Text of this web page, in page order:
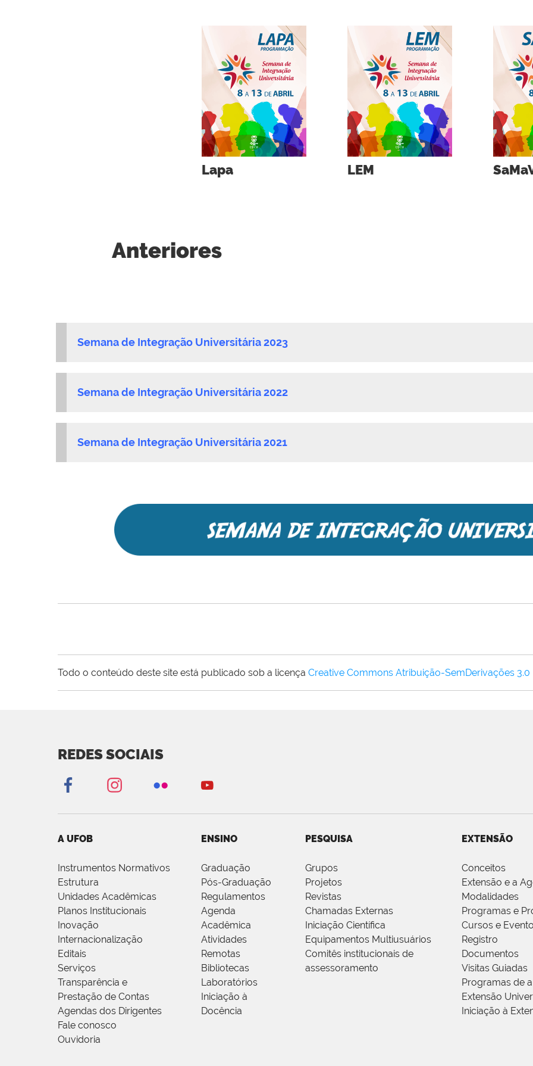
Lapa LEM
Anteriores
Semana de Integração Universitária 2023
Semana de Integração Universitária 2022
Semana de Integração Universitária 2021
Todo o conteúdo deste site está publicado sob a licença Creative Commons Atribuição-SemDerivações
REDES SOCIAIS
A UFOB
Instrumentos Normativos
Estrutura
Unidades Acadêmicas
Planos Institucionais
Inovação
Internacionalização
Editais
Serviços
Transparência e
Prestação de Contas
Agendas dos Dirigentes
Fale conosco
Ouvidoria
ENSINO
Graduação
Pós-Graduação
Regulamentos
Agenda
Acadêmica
Atividades
Remotas
Bibliotecas
Laboratórios
Iniciação à
Docência
PESQUISA
Grupos
Projetos
Revistas
Chamadas Externas
Iniciação Científica
Equipamentos Multiusuários
Comitês institucionais de
assessoramento
EXTENSÃO
Conceitos
Extensão e a
Modalidades
Programas e
Cursos e
Registro
Documentos
Visitas Guiadas
Programas de
Extensão
Iniciação à